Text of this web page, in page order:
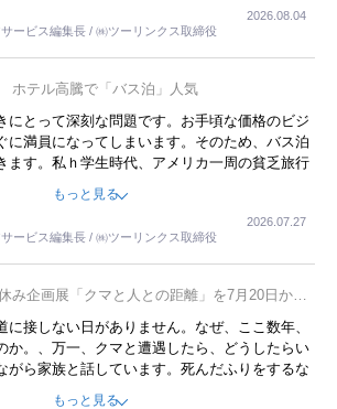
ービス編集長 / ㈱ツーリンクス取締役
2026.08.04
ホテル高騰で「バス泊」人気
にとって深刻な問題です。お手頃な価格のビジ
に満員になってしまいます。そのため、バス泊
ます。私ｈ学生時代、アメリカ一周の貧乏旅行
レイハウンドバスでした。夕方から夜の便を利
せていました。ただし、若いからできたことで
で京都に行った、青森に行ったと聞くと、疲れ
ってしまいます。
もっと見る
ービス編集長 / ㈱ツーリンクス取締役
2026.07.27
み企画展「クマと人との距離」を7月20日から
に接しない日がありません。なぜ、ここ数年、
か。、万一、クマと遭遇したら、どうしたらい
がら家族と話しています。死んだふりをするな
いえません。そんな中で、この企画展はタイム
もっと見る